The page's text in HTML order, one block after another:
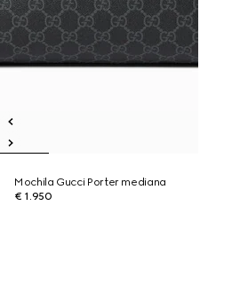
Mochila Gucci Porter mediana
€ 1.950